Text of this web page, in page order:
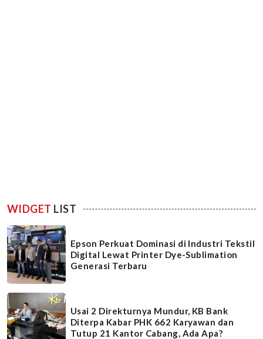
WIDGET LIST
Epson Perkuat Dominasi di Industri Tekstil
Digital Lewat Printer Dye-Sublimation
Generasi Terbaru
Usai 2 Direkturnya Mundur, KB Bank
Diterpa Kabar PHK 662 Karyawan dan
Tutup 21 Kantor Cabang, Ada Apa?